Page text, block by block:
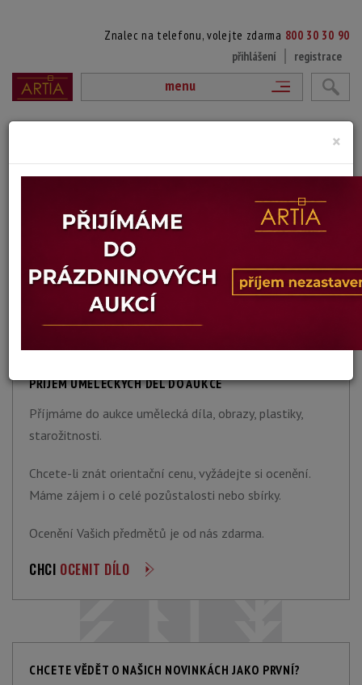
Znalec na telefonu, volejte zdarma 800 30 30 90
přihlášení
registrace
menu
LISBETH BARTOŠOVÁ
1943 Zurich - ?
DÍLA V AUKCÍCH
PŘÍJEM UMĚLECKÝCH DĚL DO AUKCE
Příjmáme do aukce umělecká díla, obrazy, plastiky,
starožitnosti.
Chcete-li znát orientační cenu, vyžádejte si ocenění.
Máme zájem i o celé pozůstalosti nebo sbírky.
Ocenění Vašich předmětů je od nás zdarma.
CHCI OCENIT DÍLO
CHCETE VĚDĚT O NAŠICH NOVINKÁCH JAKO PRVNÍ?
×